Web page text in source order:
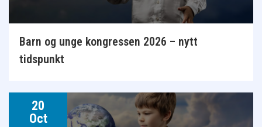
Barn og unge kongressen 2026 – nytt
tidspunkt
20
Oct